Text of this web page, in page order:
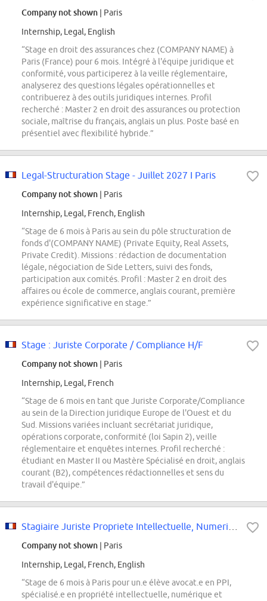
Company not shown | Paris
Internship, Legal, English
“Stage en droit des assurances chez (COMPANY NAME) à
Paris (France) pour 6 mois. Intégré à l'équipe juridique et
conformité, vous participerez à la veille réglementaire,
analyserez des questions légales opérationnelles et
contribuerez à des outils juridiques internes. Profil
recherché : Master 2 en droit des assurances ou protection
sociale, maîtrise du français, anglais un plus. Poste basé en
présentiel avec flexibilité hybride.”
Legal-Structuration Stage - Juillet 2027 I Paris
Company not shown | Paris
Internship, Legal, French, English
“Stage de 6 mois à Paris au sein du pôle structuration de
fonds d'(COMPANY NAME) (Private Equity, Real Assets,
Private Credit). Missions : rédaction de documentation
légale, négociation de Side Letters, suivi des fonds,
participation aux comités. Profil : Master 2 en droit des
affaires ou école de commerce, anglais courant, première
expérience significative en stage.”
Stage : Juriste Corporate / Compliance H/F
Company not shown | Paris
Internship, Legal, French
“Stage de 6 mois en tant que Juriste Corporate/Compliance
au sein de la Direction juridique Europe de l'Ouest et du
Sud. Missions variées incluant secrétariat juridique,
opérations corporate, conformité (loi Sapin 2), veille
réglementaire et enquêtes internes. Profil recherché :
étudiant en Master II ou Mastère Spécialisé en droit, anglais
courant (B2), compétences rédactionnelles et sens du
travail d'équipe.”
Company not shown | Paris
Internship, Legal, French, English
“Stage de 6 mois à Paris pour un.e élève avocat.e en PPI,
spécialisé.e en propriété intellectuelle, numérique et